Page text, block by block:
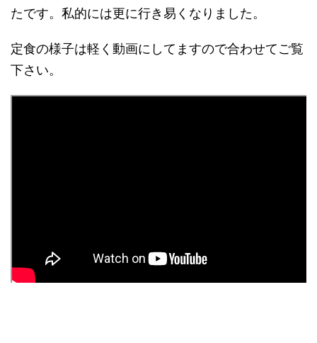
たです。私的には更に行き易くなりました。
定食の様子は軽く動画にしてますので合わせてご覧
下さい。